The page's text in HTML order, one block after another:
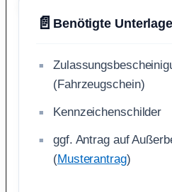
📄 Benötigte
(Fahrzeugschein)
Kennzeichenschilder
ggf. Antrag auf
(Musterantrag)